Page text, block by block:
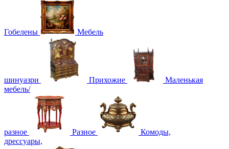
Гобелены Мебель
шинуазри Прихожие
Маленькая
мебель/
разное Разное
Комоды,
дрессуары,